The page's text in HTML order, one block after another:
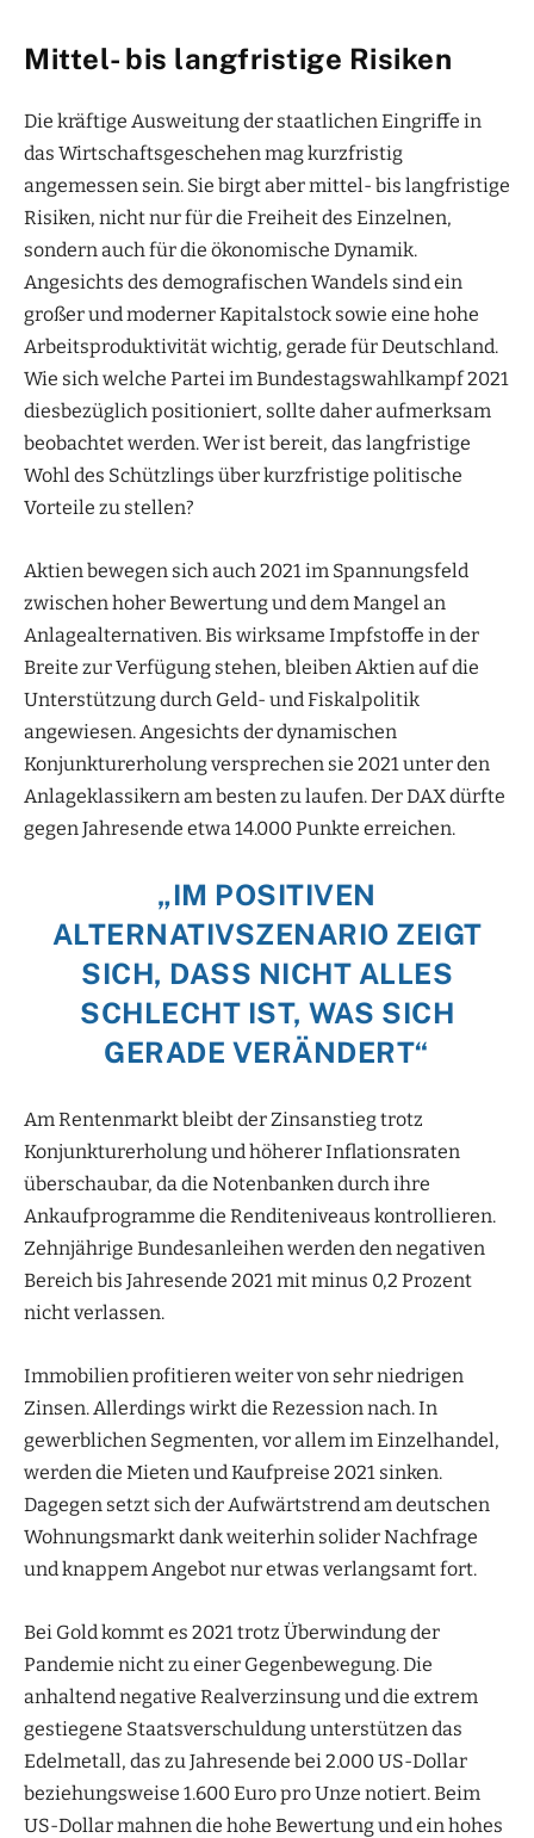
Mittel- bis langfristige Risiken
Die kräftige Ausweitung der staatlichen Eingriffe in
das Wirtschaftsgeschehen mag kurzfristig
angemessen sein. Sie birgt aber mittel- bis langfristige
Risiken, nicht nur für die Freiheit des Einzelnen,
sondern auch für die ökonomische Dynamik.
Angesichts des demografischen Wandels sind ein
großer und moderner Kapitalstock sowie eine hohe
Arbeitsproduktivität wichtig, gerade für Deutschland.
Wie sich welche Partei im Bundestagswahlkampf 2021
diesbezüglich positioniert, sollte daher aufmerksam
beobachtet werden. Wer ist bereit, das langfristige
Wohl des Schützlings über kurzfristige politische
Vorteile zu stellen?
Aktien bewegen sich auch 2021 im Spannungsfeld
zwischen hoher Bewertung und dem Mangel an
Anlagealternativen. Bis wirksame Impfstoffe in der
Breite zur Verfügung stehen, bleiben Aktien auf die
Unterstützung durch Geld- und Fiskalpolitik
angewiesen. Angesichts der dynamischen
Konjunkturerholung versprechen sie 2021 unter den
Anlageklassikern am besten zu laufen. Der DAX dürfte
gegen Jahresende etwa 14.000 Punkte erreichen.
„IM POSITIVEN
ALTERNATIVSZENARIO ZEIGT
SICH, DASS NICHT ALLES
SCHLECHT IST, WAS SICH
GERADE VERÄNDERT“
Am Rentenmarkt bleibt der Zinsanstieg trotz
Konjunkturerholung und höherer Inflationsraten
überschaubar, da die Notenbanken durch ihre
Ankaufprogramme die Renditeniveaus kontrollieren.
Zehnjährige Bundesanleihen werden den negativen
Bereich bis Jahresende 2021 mit minus 0,2 Prozent
nicht verlassen.
Immobilien profitieren weiter von sehr niedrigen
Zinsen. Allerdings wirkt die Rezession nach. In
gewerblichen Segmenten, vor allem im Einzelhandel,
werden die Mieten und Kaufpreise 2021 sinken.
Dagegen setzt sich der Aufwärtstrend am deutschen
Wohnungsmarkt dank weiterhin solider Nachfrage
und knappem Angebot nur etwas verlangsamt fort.
Bei Gold kommt es 2021 trotz Überwindung der
Pandemie nicht zu einer Gegenbewegung. Die
anhaltend negative Realverzinsung und die extrem
gestiegene Staatsverschuldung unterstützen das
Edelmetall, das zu Jahresende bei 2.000 US-Dollar
beziehungsweise 1.600 Euro pro Unze notiert. Beim
US-Dollar mahnen die hohe Bewertung und ein hohes